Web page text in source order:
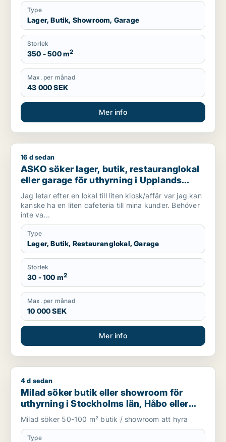
Type
Lager, Butik, Showroom, Garage
Storlek
350 - 500 m2
Max. per månad
43 000 SEK
Mer info
ASKO söker lager, butik, restauranglokal eller garage för
16 d sedan
ASKO söker lager, butik, restauranglokal
eller garage för uthyrning i Upplands
Väsby, Vallentuna eller Järfälla m.fl.
Jag letar efter en lokal till liten kiosk/affär var jag kan
kanske ha en liten cafeteria till mina kunder. Behöver
inte va...
Type
Lager, Butik, Restauranglokal, Garage
Storlek
30 - 100 m2
Max. per månad
10 000 SEK
Mer info
Milad söker butik eller showroom för uthyrning i Stockholms
4 d sedan
Milad söker butik eller showroom för
uthyrning i Stockholms län, Håbo eller
Knivsta
Milad söker 50-100 m² butik / showroom att hyra
Type